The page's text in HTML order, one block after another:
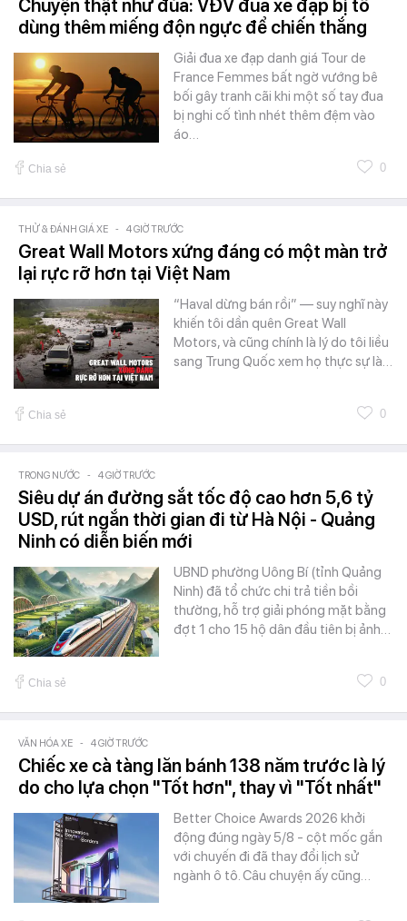
Chuyện thật như đùa: VĐV đua xe đạp bị tố
dùng thêm miếng độn ngực để chiến thắng
Giải đua xe đạp danh giá Tour de
France Femmes bất ngờ vướng bê
bối gây tranh cãi khi một số tay đua
bị nghi cố tình nhét thêm đệm vào
áo…
Chia sẻ 0
THỬ & ĐÁNH GIÁ XE - 4 GIỜ TRƯỚC
Great Wall Motors xứng đáng có một màn trở
lại rực rỡ hơn tại Việt Nam
“Haval dừng bán rồi” — suy nghĩ này
khiến tôi dần quên Great Wall
Motors, và cũng chính là lý do tôi liều
sang Trung Quốc xem họ thực sự là…
Chia sẻ 0
TRONG NƯỚC - 4 GIỜ TRƯỚC
Siêu dự án đường sắt tốc độ cao hơn 5,6 tỷ
USD, rút ngắn thời gian đi từ Hà Nội - Quảng
Ninh có diễn biến mới
UBND phường Uông Bí (tỉnh Quảng
Ninh) đã tổ chức chi trả tiền bồi
thường, hỗ trợ giải phóng mặt bằng
đợt 1 cho 15 hộ dân đầu tiên bị ảnh…
Chia sẻ 0
VĂN HÓA XE - 4 GIỜ TRƯỚC
Chiếc xe cà tàng lăn bánh 138 năm trước là lý
do cho lựa chọn "Tốt hơn", thay vì "Tốt nhất"
Better Choice Awards 2026 khởi
động đúng ngày 5/8 - cột mốc gắn
với chuyến đi đã thay đổi lịch sử
ngành ô tô. Câu chuyện ấy cũng…